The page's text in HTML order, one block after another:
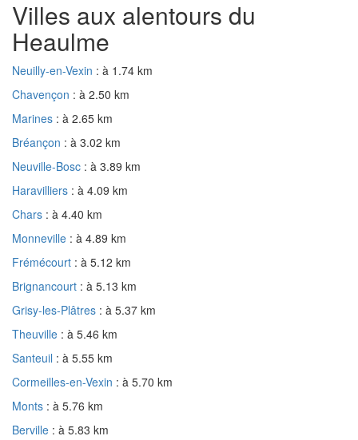
Villes aux alentours du
Heaulme
Neuilly-en-Vexin : à 1.74 km
Chavençon : à 2.50 km
Marines : à 2.65 km
Bréançon : à 3.02 km
Neuville-Bosc : à 3.89 km
Haravilliers : à 4.09 km
Chars : à 4.40 km
Monneville : à 4.89 km
Frémécourt : à 5.12 km
Brignancourt : à 5.13 km
Grisy-les-Plâtres : à 5.37 km
Theuville : à 5.46 km
Santeuil : à 5.55 km
Cormeilles-en-Vexin : à 5.70 km
Monts : à 5.76 km
Berville : à 5.83 km